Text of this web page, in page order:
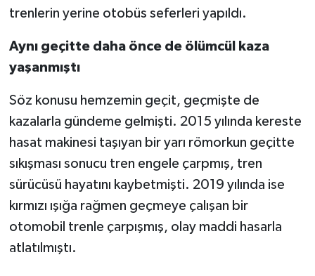
trenlerin yerine otobüs seferleri yapıldı.
Aynı geçitte daha önce de ölümcül kaza
yaşanmıştı
Söz konusu hemzemin geçit, geçmişte de
kazalarla gündeme gelmişti. 2015 yılında kereste
hasat makinesi taşıyan bir yarı römorkun geçitte
sıkışması sonucu tren engele çarpmış, tren
sürücüsü hayatını kaybetmişti. 2019 yılında ise
kırmızı ışığa rağmen geçmeye çalışan bir
otomobil trenle çarpışmış, olay maddi hasarla
atlatılmıştı.